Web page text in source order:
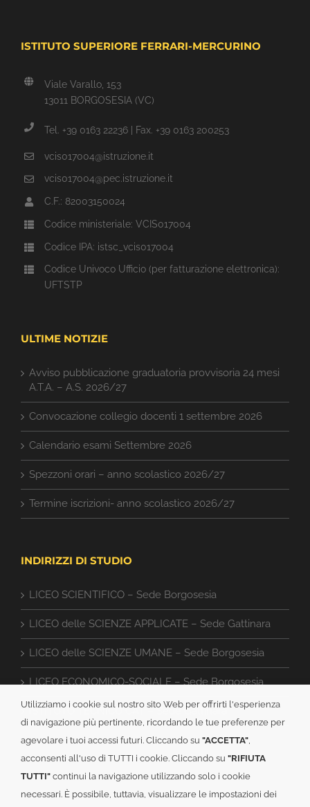
ISTITUTO SUPERIORE FERRARI-MERCURINO
Viale Varallo, 153
13011 BORGOSESIA (VC)
Tel. +39 0163 22236 | Fax. +39 0163 200253
vcis017004@istruzione.it
vcis017004@pec.istruzione.it
C.F.: 82003150024
Codice ministeriale: VCIS017004
Codice IPA: istsc_vcis017004
Codice Univoco Ufficio (per fatturazione elettronica):
UFTSTP
ULTIME NOTIZIE
Avviso pubblicazione graduatoria provvisoria 24 mesi
A.T.A. – A.S. 2026/27
Convocazione collegio docenti 1 settembre 2026
Calendario esami Settembre 2026
Spezzoni orari – anno scolastico 2026/27
Termine iscrizioni- anno scolastico 2026/27
INDIRIZZI DI STUDIO
LICEO SCIENTIFICO – Sede Borgosesia
LICEO delle SCIENZE APPLICATE – Sede Gattinara
LICEO delle SCIENZE UMANE – Sede Borgosesia
LICEO ECONOMICO-SOCIALE – Sede Borgosesia
ISTITUTO TECNICO CAT – Sede Gattinara
Utilizziamo i cookie sul nostro sito Web per offrirti l'esperienza
di navigazione più pertinente, ricordando le tue preferenze per
agevolare i tuoi accessi futuri. Cliccando su "ACCETTA"
acconsenti all'uso di TUTTI i cookie. Cliccando su "RIFIUTA
TUTTI"continui la navigazione utilizzando solo i cookie
necessari. È possibile, tuttavia, visualizzare le impostazioni dei